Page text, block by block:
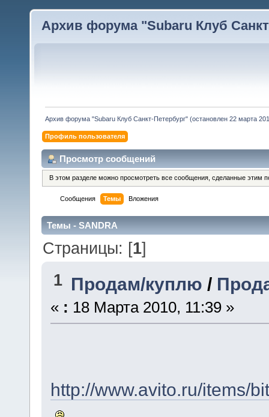
Архив форума "Subaru Клуб
Архив форума "Subaru Клуб Санкт-Петербург" (остановлен 22 марта
Профиль пользователя
Просмотр сообщений
В этом разделе можно просмотреть все сообщения, сделанные этим
Сообщения Темы Вложения
Темы - SANDRA
Страницы: [1]
1 Продам/куплю /
« : 18 Марта 2010, 11:39 »
http://www.avito.ru/items/